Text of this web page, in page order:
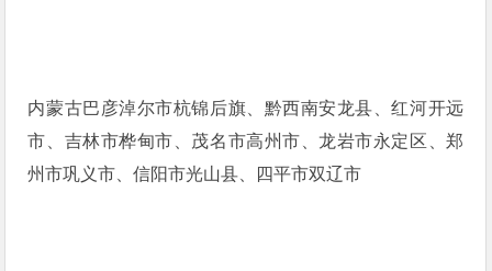
内蒙古巴彦淖尔市杭锦后旗、黔西南安龙县、红河开远
市、吉林市桦甸市、茂名市高州市、龙岩市永定区、郑
州市巩义市、信阳市光山县、四平市双辽市